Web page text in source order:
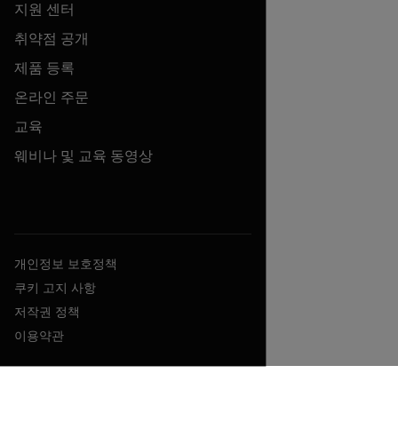
지원 센터
취약점 공개
제품 등록
온라인 주문
교육
웨비나 및 교육 동영상
개인정보 보호정책
쿠키 고지 사항
저작권 정책
이용약관